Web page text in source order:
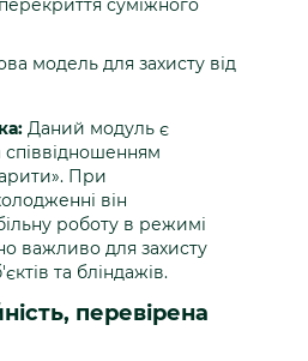
суміжного
модель для захисту від
Даний модуль є
При
він
роботу в режимі
важливо для захисту
та бліндажів.
перевірена